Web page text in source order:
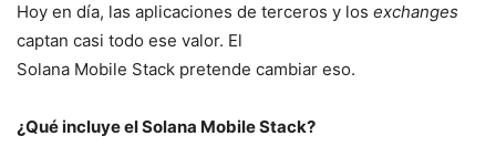
Hoy en día, las aplicaciones de terceros y los exchanges
captan casi todo ese valor. El
Solana Mobile Stack pretende cambiar eso.
¿Qué incluye el Solana Mobile Stack?